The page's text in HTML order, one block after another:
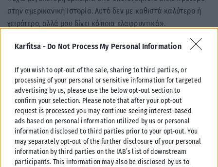
Karfitsa - Do Not Process My Personal Information
If you wish to opt-out of the sale, sharing to third parties, or
processing of your personal or sensitive information for targeted
advertising by us, please use the below opt-out section to
confirm your selection. Please note that after your opt-out
request is processed you may continue seeing interest-based
ads based on personal information utilized by us or personal
information disclosed to third parties prior to your opt-out. You
may separately opt-out of the further disclosure of your personal
information by third parties on the IAB’s list of downstream
participants. This information may also be disclosed by us to
στην αμερικανική Ιστορία. Αυτό δεν με καθιστά καλύτερο ή
χειρότερο, αλλά μου δίνει κάποια ελαφρυντικά».
Σχετικά Άρθρα